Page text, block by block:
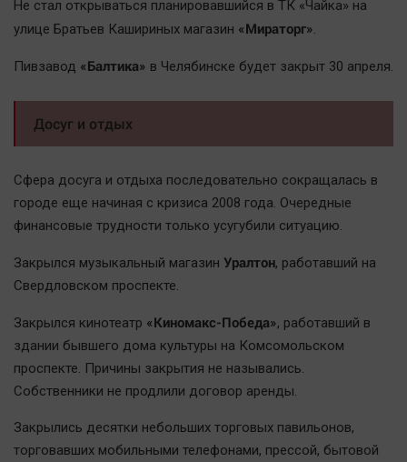
Не стал открываться планировавшийся в ТК «Чайка» на
улице Братьев Кашириных магазин «Мираторг».
Пивзавод «Балтика» в Челябинске будет закрыт 30 апреля.
Досуг и отдых
Сфера досуга и отдыха последовательно сокращалась в
городе еще начиная с кризиса 2008 года. Очередные
финансовые трудности только усугубили ситуацию.
Закрылся музыкальный магазин Уралтон, работавший на
Свердловском проспекте.
Закрылся кинотеатр «Киномакс-Победа», работавший в
здании бывшего дома культуры на Комсомольском
проспекте. Причины закрытия не назывались.
Собственники не продлили договор аренды.
Закрылись десятки небольших торговых павильонов,
торговавших мобильными телефонами, прессой, бытовой